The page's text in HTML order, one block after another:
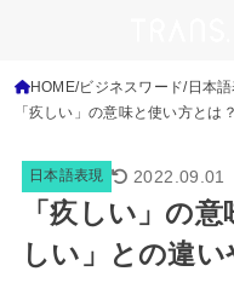
HOME ビジネスワード 日本
「疚しい」の意味と使い方とは
日本語表現 2022.09.01
「疚しい」の
しい」との違